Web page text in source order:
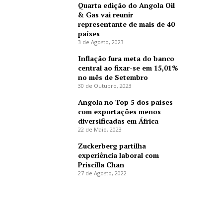
Quarta edição do Angola Oil
& Gas vai reunir
representante de mais de 40
países
3 de Agosto, 2023
Inflação fura meta do banco
central ao fixar-se em 15,01%
no mês de Setembro
30 de Outubro, 2023
Angola no Top 5 dos países
com exportações menos
diversificadas em África
22 de Maio, 2023
Zuckerberg partilha
experiência laboral com
Priscilla Chan
27 de Agosto, 2022